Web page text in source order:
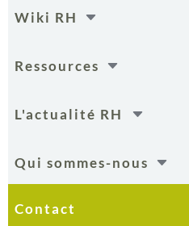
C
Wiki RH
C
Ressources
C
L'actualité RH
C
Qui sommes-nous
Contact